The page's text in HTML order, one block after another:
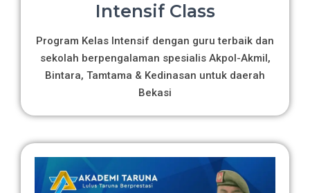
Intensif Class
Program Kelas Intensif dengan guru terbaik dan
sekolah berpengalaman spesialis Akpol-Akmil,
Bintara, Tamtama & Kedinasan untuk daerah
Bekasi